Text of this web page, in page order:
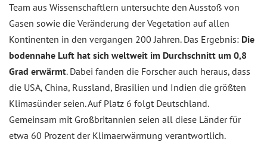
Team aus Wissenschaftlern untersuchte den Ausstoß von
Gasen sowie die Veränderung der Vegetation auf allen
Kontinenten in den vergangen 200 Jahren. Das Ergebnis: Die
bodennahe Luft hat sich weltweit im Durchschnitt um 0,8
Grad erwärmt. Dabei fanden die Forscher auch heraus, dass
die USA, China, Russland, Brasilien und Indien die größten
Klimasünder seien. Auf Platz 6 folgt Deutschland.
Gemeinsam mit Großbritannien seien all diese Länder für
etwa 60 Prozent der Klimaerwärmung verantwortlich.